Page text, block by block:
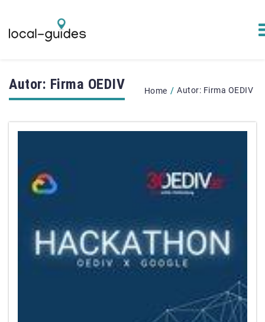
Autor: Firma OEDIV Home / Autor: Firma OEDIV